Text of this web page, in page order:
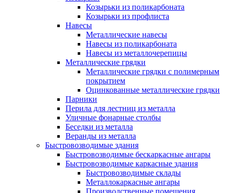
Козырьки из поликарбоната
Козырьки из профлиста
Навесы
Металлические навесы
Навесы из поликарбоната
Навесы из металлочерепицы
Металлические грядки
Металлические грядки с полимерным
покрытием
Оцинкованные металлические грядки
Парники
Перила для лестниц из металла
Уличные фонарные столбы
Беседки из металла
Веранды из металла
Быстровозводимые здания
Быстровозводимые бескаркасные ангары
Быстровозводимые каркасные здания
Быстровозводимые склады
Металлокаркасные ангары
Производственные помещения